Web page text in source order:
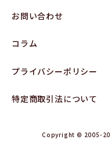
お問い合わせ
コラム
プライバシーポリシー
特定商取引法について
Copyright © 2005-